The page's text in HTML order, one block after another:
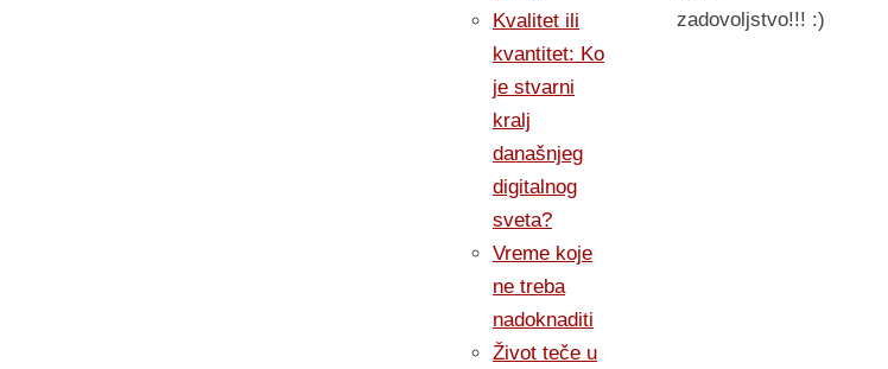
Kvalitet ili
kvantitet: Ko
je stvarni
kralj
današnjeg
digitalnog
sveta?
Vreme koje
ne treba
nadoknaditi
Život teče u
zadovoljstvo!!! :)